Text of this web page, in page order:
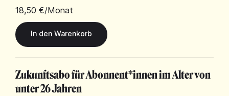
18,50 €/Monat
Zukunftsabo für Abonnent*innen im Alter von
unter 26 Jahren